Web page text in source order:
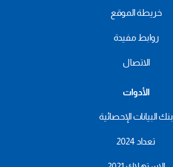
خريطة الموقع
روابط مفيدة
الاتصال
الأدوات
بنك البيانات الإحصائية
تعداد 2024